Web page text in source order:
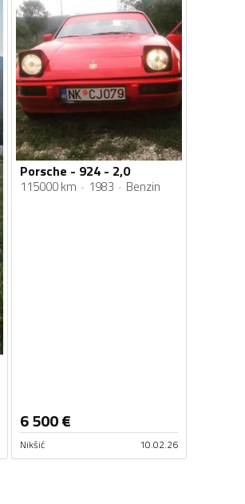
Porsche - 924 - 2,0
115000 km 1983 Benzin
6 500€
Nikšić 10.02.26